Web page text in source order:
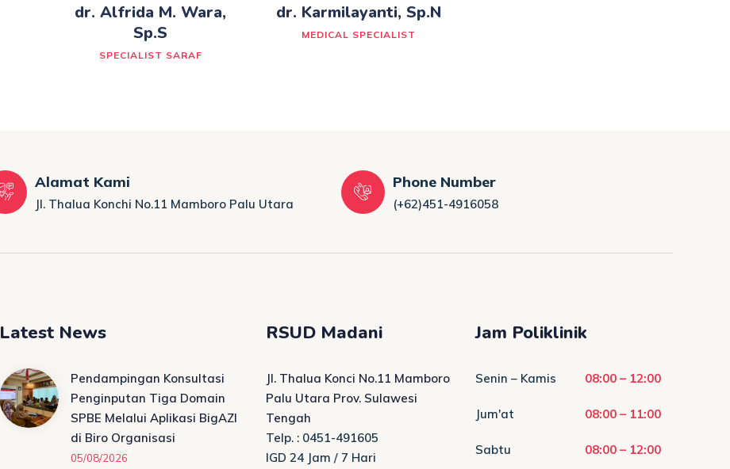
dr. Alfrida M. Wara,
Sp.S
SPECIALIST SARAF
dr. Karmilayanti, Sp.N
MEDICAL SPECIALIST
Alamat Kami
Jl. Thalua Konchi No.11 Mamboro Palu Utara
Phone Number
(+62)451-4916058
Latest News
Pendampingan Konsultasi
Penginputan Tiga Domain
SPBE Melalui Aplikasi BigAZI
di Biro Organisasi
05/08/2026
RSUD Madani
Jl. Thalua Konci No.11 Mamboro
Palu Utara Prov. Sulawesi
Tengah
Telp. : 0451-491605
IGD 24 Jam / 7 Hari
Jam Poliklinik
Senin – Kamis 08:00 – 12:00
Jum'at 08:00 – 11:00
Sabtu 08:00 – 12:00